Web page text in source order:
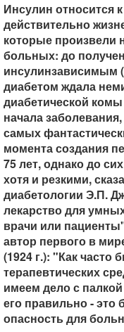
Инсулин относится
действительно
которые произвели
больных: до
диабетом ждала
диабетической
начала
самых
момента создания
75 лет, однако до
хотя и резкими,
диабетологии Э.П.
лекарство для
врачи или
автор первого в
(1924 г.): "Как
терапевтических
имеем дело с
его правильно - это
опасность для